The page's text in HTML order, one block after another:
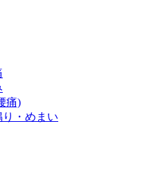
痛)
・めまい